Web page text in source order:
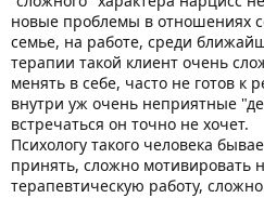
новые проблемы в отношениях
семье, на работе, среди
терапии такой клиент очень
менять в себе, часто не готов к
внутри уж очень неприятные
встречаться он точно не хочет.
Психологу такого человека
принять, сложно мотивировать
терапевтическую работу,